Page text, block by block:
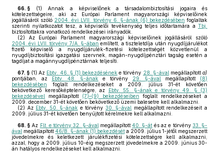
66. § (1) Annak a képviselőnek a társadalombiztosítási jogaira és
kötelezettségeire, aki az Európai Parlament magyarországi képviselőinek
jogállásáról szóló 2004. évi LVII. törvény 6. §-ának (6) bekezdésében foglaltak
szerinti nyilatkozatot tesz, a képviselői tevékenység teljes időtartamára a Tbj.
biztosítottakra vonatkozó rendelkezései irányadók.
(2) Az Európai Parlament magyarországi képviselőinek jogállásáról szóló
2004. évi LVII. törvény 7/A. §-ában említett, a tiszteletdíja után nyugdíjjárulékot
fizető képviselő a nyugdíjjárulék-fizetési kötelezettségét közvetlenül a
nyugdíjbiztosítási igazgatási szervnek, magán-nyugdíjpénztári tagság esetén a
tagdíjat a magánnyugdíjpénztárnak teljesíti.
67. § (1) Az Ebtv. 46. § (1) bekezdésének e törvény 28. §-ával megállapította)
pontjában, az
Ebtv. 48. §-ának e törvény 29. §-ával megállapított (8)
bekezdésében foglalt rendelkezéseket a 2009. július 31-ét követően
bekövetkező keresőképtelenségre, az
Ebtv. 55. §-ának e törvény 49. § (3)
bekezdésével megállapított (7)–(9) bekezdéseiben foglalt rendelkezéseket a
2009. december 31-ét követően bekövetkező üzemi balesetre kell alkalmazni.
(2) Az Ebtv. 50. §-ának e törvény 30. §-ával megállapított rendelkezéseit a
2009. július 31-ét követően benyújtott kérelmekre kell alkalmazni.
68. § Az Flt. e törvény 32. §-ával megállapított40. §-át és az e törvény 33. §-
ával megállapított 46/B. §-ának (1) bekezdését a 2009. július 1-jétől megszerzett
jövedelmekre és keletkezett járulékfizetési kötelezettségre kell alkalmazni,
azzal, hogy a 2009. július 10-éig megszerzett jövedelmekre a 2009. június 30-
án hatályos rendelkezéseket kell alkalmazni.